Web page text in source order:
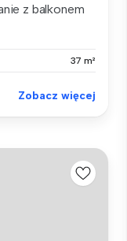
z balkonem
37 m²
Zobacz więcej